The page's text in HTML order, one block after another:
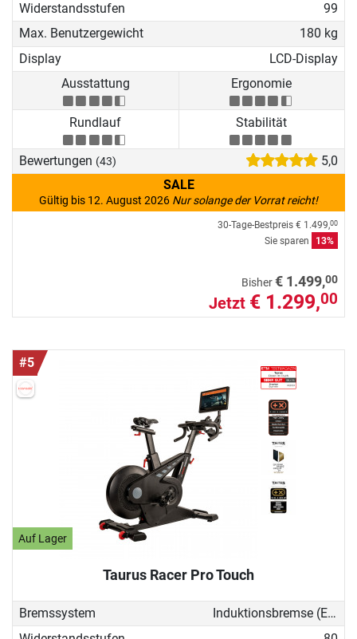
Widerstandsstufen
99
Max. Benutzergewicht
180 kg
Display
LCD-Display
Ausstattung
Ergonomie
Rundlauf Stabilität
Bewertungen (43)
5,0
SALE
Gültig bis 12. August 2026 Nur solange der Vorrat reicht!
30-Tage-Bestpreis € 1.499,00
Sie sparen 13%
Bisher€ 1.499,00
Jetzt € 1.299,00
#5
Auf Lager
Taurus Racer Pro Touch
Bremssystem
Induktionsbremse (EMS)